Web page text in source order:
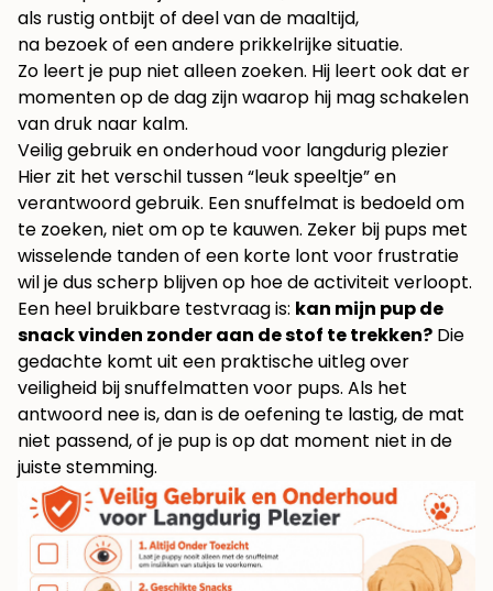
als rustig ontbijt of deel van de maaltijd,
na bezoek of een andere prikkelrijke situatie.
Zo leert je pup niet alleen zoeken. Hij leert ook dat er
momenten op de dag zijn waarop hij mag schakelen
van druk naar kalm.
Veilig gebruik en onderhoud voor langdurig plezier
Hier zit het verschil tussen “leuk speeltje” en
verantwoord gebruik. Een snuffelmat is bedoeld om
te zoeken, niet om op te kauwen. Zeker bij pups met
wisselende tanden of een korte lont voor frustratie
wil je dus scherp blijven op hoe de activiteit verloopt.
Een heel bruikbare testvraag is: kan mijn pup de
snack vinden zonder aan de stof te trekken? Die
gedachte komt uit een praktische uitleg over
veiligheid bij snuffelmatten voor pups. Als het
antwoord nee is, dan is de oefening te lastig, de mat
niet passend, of je pup is op dat moment niet in de
juiste stemming.